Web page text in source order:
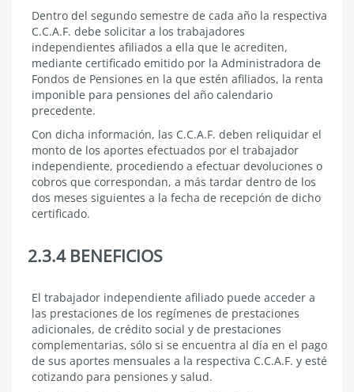
Dentro del segundo semestre de cada año la respectiva
C.C.A.F. debe solicitar a los trabajadores
independientes afiliados a ella que le acrediten,
mediante certificado emitido por la Administradora de
Fondos de Pensiones en la que estén afiliados, la renta
imponible para pensiones del año calendario
precedente.
Con dicha información, las C.C.A.F. deben reliquidar el
monto de los aportes efectuados por el trabajador
independiente, procediendo a efectuar devoluciones o
cobros que correspondan, a más tardar dentro de los
dos meses siguientes a la fecha de recepción de dicho
certificado.
2.3.4 BENEFICIOS
2.3.4
BENEFICIOS
El trabajador independiente afiliado puede acceder a
las prestaciones de los regímenes de prestaciones
adicionales, de crédito social y de prestaciones
complementarias, sólo si se encuentra al día en el pago
de sus aportes mensuales a la respectiva C.C.A.F. y esté
cotizando para pensiones y salud.